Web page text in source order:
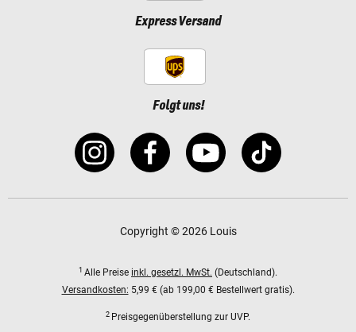
Express Versand
Folgt uns!
Copyright © 2026 Louis
1 Alle Preise inkl. gesetzl. MwSt. (Deutschland).
Versandkosten: 5,99 € (ab 199,00 € Bestellwert gratis).
2 Preisgegenüberstellung zur UVP.